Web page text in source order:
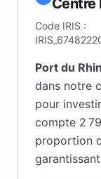
Centre
Code IRIS :
Port du
dans notre
pour
compte 2
proportion